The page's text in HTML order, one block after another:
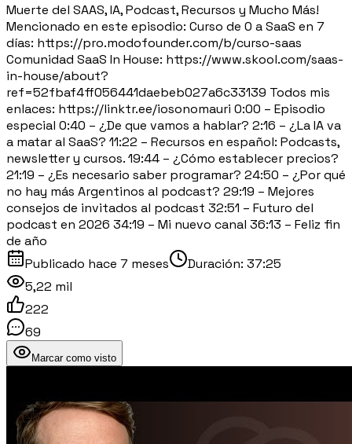
Muerte del SAAS, IA, Podcast, Recursos y Mucho Más!
Mencionado en este episodio: Curso de 0 a SaaS en 7
días: https://pro.modofounder.com/b/curso-saas
Comunidad SaaS In House: https://www.skool.com/saas-
in-house/about?
ref=52fbaf4ff056441daebeb027a6c33139 Todos mis
enlaces: https://linktr.ee/iosonomauri 0:00 – Episodio
especial 0:40 – ¿De que vamos a hablar? 2:16 – ¿La IA va
a matar al SaaS? 11:22 – Recursos en español: Podcasts,
newsletter y cursos. 19:44 – ¿Cómo establecer precios?
21:19 – ¿Es necesario saber programar? 24:50 – ¿Por qué
no hay más Argentinos al podcast? 29:19 – Mejores
consejos de invitados al podcast 32:51 – Futuro del
podcast en 2026 34:19 – Mi nuevo canal 36:13 – Feliz fin
de año
Publicado hace 7 meses Duración: 37:25
5,22 mil
222
69
Marcar como visto